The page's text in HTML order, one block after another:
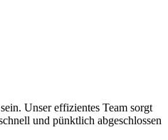
Unser effizientes Team sorgt
und pünktlich abgeschlossen